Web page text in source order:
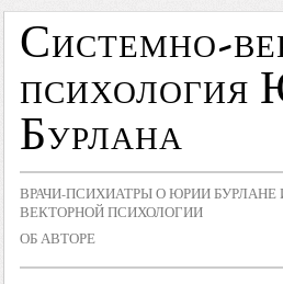
Системно-
психология
Бурлана
ВРАЧИ-ПСИХИАТРЫ О ЮРИИ
ВЕКТОРНОЙ ПСИХОЛОГИИ
ОБ АВТОРЕ